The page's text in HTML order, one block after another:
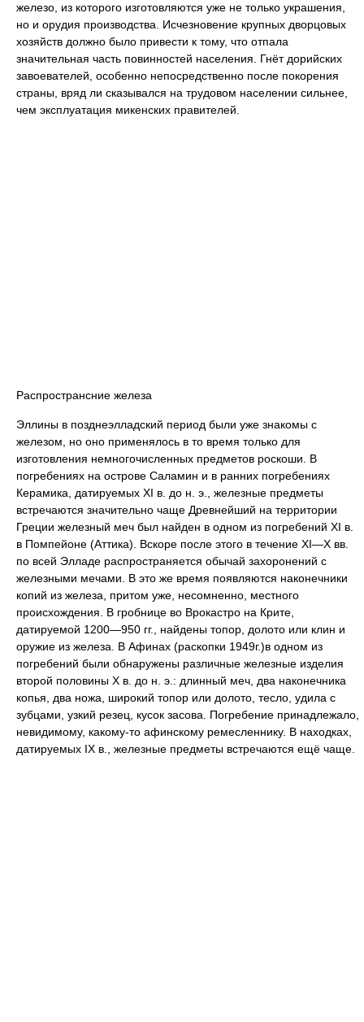
железо, из которого изготовляются уже не только украшения,
но и орудия производства. Исчезновение крупных дворцовых
хозяйств должно было привести к тому, что отпала
значительная часть повинностей населения. Гнёт дорийских
завоевателей, особенно непосредственно после покорения
страны, вряд ли сказывался на трудовом населении сильнее,
чем эксплуатация микенских правителей.
Распространсние железа
Эллины в позднеэлладский период были уже знакомы с
железом, но оно применялось в то время только для
изготовления немногочисленных предметов роскоши. В
погребениях на острове Саламин и в ранних погребениях
Керамика, датируемых XI в. до н. э., железные предметы
встречаются значительно чаще Древнейший на территории
Греции железный меч был найден в одном из погребений XI в.
в Помпейоне (Аттика). Вскоре после этого в течение XI—Х вв.
по всей Элладе распространяется обычай захоронений с
железными мечами. В это же время появляются наконечники
копий из железа, притом уже, несомненно, местного
происхождения. В гробнице во Врокастро на Крите,
датируемой 1200—950 гг., найдены топор, долото или клин и
оружие из железа. В Афинах (раскопки 1949г.)в одном из
погребений были обнаружены различные железные изделия
второй половины Х в. до н. э.: длинный меч, два наконечника
копья, два ножа, широкий топор или долото, тесло, удила с
зубцами, узкий резец, кусок засова. Погребение принадлежало,
невидимому, какому-то афинскому ремесленнику. В находках,
датируемых IX в., железные предметы встречаются ещё чаще.